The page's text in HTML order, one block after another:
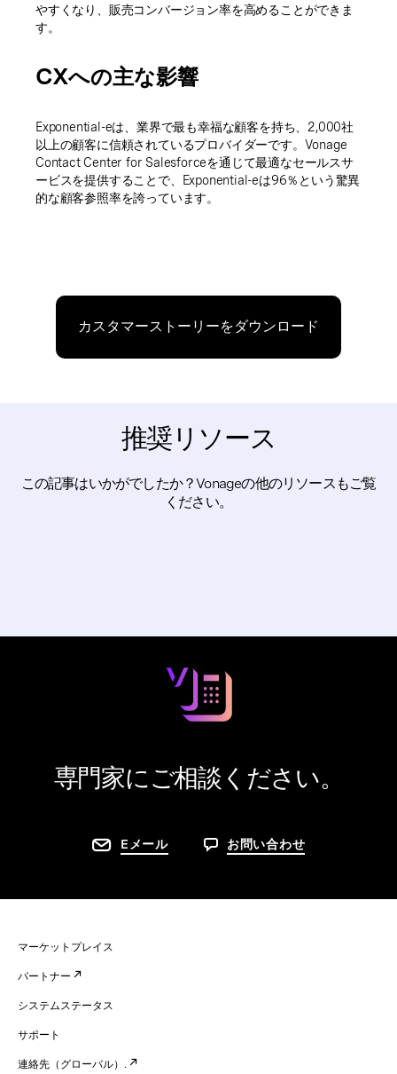
やすくなり、販売コンバージョン率を高めることができま
す。
CXへの主な影響
Exponential-eは、業界で最も幸福な顧客を持ち、2,000社
以上の顧客に信頼されているプロバイダーです。Vonage
Contact Center for Salesforceを通じて最適なセールスサ
ービスを提供することで、Exponential-eは96％という驚異
的な顧客参照率を誇っています。
カスタマーストーリーをダウンロード
推奨リソース
この記事はいかがでしたか？Vonageの他のリソースもご覧
ください。
専門家にご相談ください。
Eメール お問い合わせ
マーケットプレイス
パートナー
システムステータス
サポート
連絡先（グローバル）.